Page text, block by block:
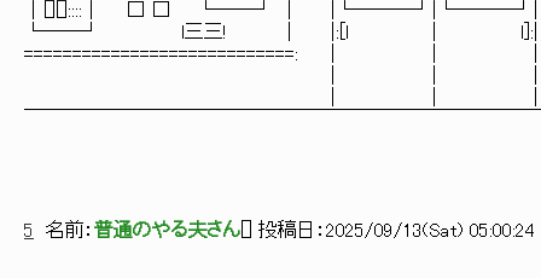
│[][]::::│ □ □ └──┘ |
└──┘ l三三! | |:[l | l]:|
============================:
5 名前： 普通のやる夫さん ] 投稿日： 2025/09/13(Sat) 05:00:24